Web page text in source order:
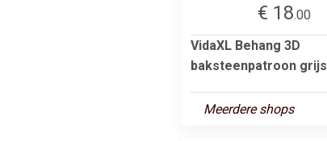
€ 18.00
VidaXL Behang 3D
baksteenpatroon grijs
Meerdere shops